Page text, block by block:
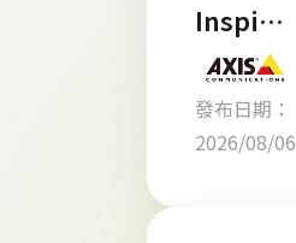
Inspire
s - 洞察
未見：
新世代
發布日期：
2026/08/06